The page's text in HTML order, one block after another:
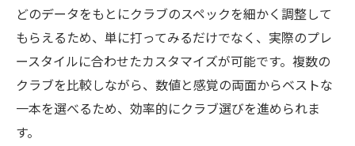
どのデータをもとにクラブのスペックを細かく調整して
もらえるため、単に打ってみるだけでなく、実際のプレ
ースタイルに合わせたカスタマイズが可能です。複数の
クラブを比較しながら、数値と感覚の両面からベストな
一本を選べるため、効率的にクラブ選びを進められま
す。